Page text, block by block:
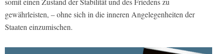
gewährleisten, – ohne sich in die inneren Angelegenheiten der
Staaten einzumischen.